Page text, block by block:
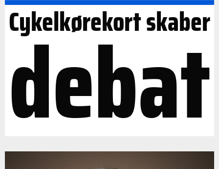
Cykelkørekort skaber
debat